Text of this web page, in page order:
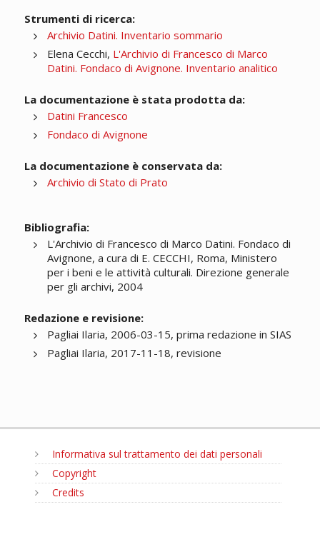
Strumenti di ricerca:
Archivio Datini. Inventario sommario
Elena Cecchi, L'Archivio di Francesco di Marco
Datini. Fondaco di Avignone. Inventario analitico
La documentazione è stata prodotta da:
Datini Francesco
Fondaco di Avignone
La documentazione è conservata da:
Archivio di Stato di Prato
Bibliografia:
L'Archivio di Francesco di Marco Datini. Fondaco di
Avignone, a cura di E. CECCHI, Roma, Ministero
per i beni e le attività culturali. Direzione generale
per gli archivi, 2004
Redazione e revisione:
Pagliai Ilaria, 2006-03-15, prima redazione in SIAS
Pagliai Ilaria, 2017-11-18, revisione
Informativa sul trattamento dei dati personali
Copyright
Credits